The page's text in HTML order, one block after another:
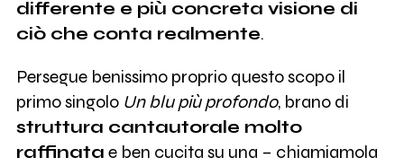
differente e più concreta visione di
ciò che conta realmente.
Persegue benissimo proprio questo scopo il
primo singolo Un blu più profondo, brano di
struttura cantautorale molto
raffinata e ben cucita su una – chiamiamola